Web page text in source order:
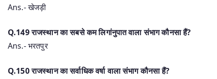
Ans.- खेजड़ी
Q.149 राजस्थान का सबसे कम लिगांनुपात वाला संभाग कौनसा हैं?
Ans.- भरतपुर
Q.150 राजस्थान का सर्वाधिक वर्षा वाला संभाग कौनसा हैं?